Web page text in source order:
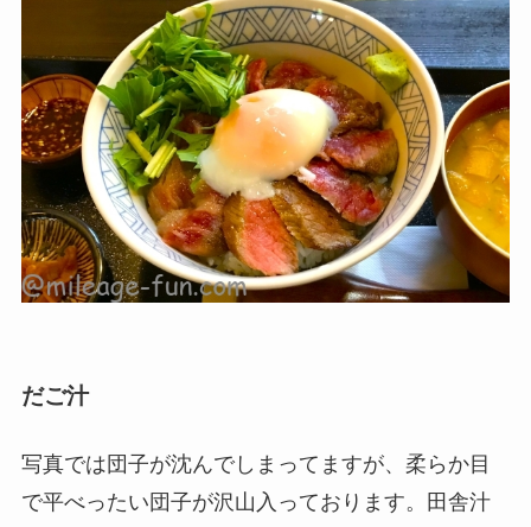
だご汁
写真では団子が沈んでしまってますが、柔らか目
で平べったい団子が沢山入っております。田舎汁